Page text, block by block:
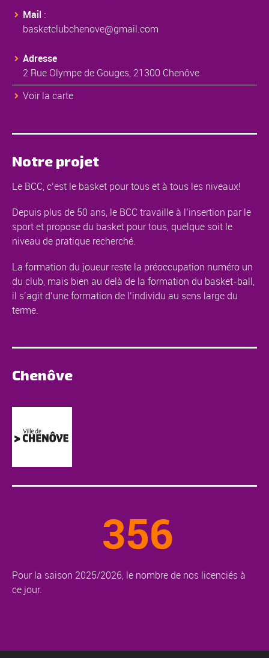
Mail :
basketclubchenove@gmail.com
Adresse
2 Rue Olympe de Gouges, 21300 Chenôve
Voir la carte
Notre projet
Le BCC, c’est le basket pour tous et à tous les niveaux!
Depuis plus de 50 ans, le BCC travaille à l’insertion par le
sport et propose du basket pour tous, quelque soit le
niveau de pratique recherché.
La formation du joueur reste la préoccupation numéro un
du club, mais bien au delà de la formation du basket-ball,
il s’agit d’une formation de l’individu au sens large du
terme.
Chenôve
356
Pour la saison 2025/2026, le nombre de nos licenciés à
ce jour.